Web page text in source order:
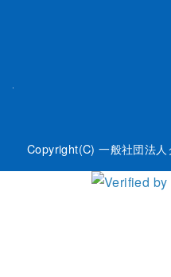
Copyright(C) 一般社団法